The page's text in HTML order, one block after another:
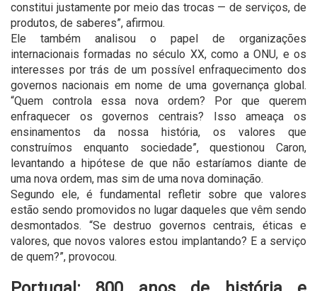
constitui justamente por meio das trocas — de serviços, de
produtos, de saberes”, afirmou.
Ele também analisou o papel de organizações
internacionais formadas no século XX, como a ONU, e os
interesses por trás de um possível enfraquecimento dos
governos nacionais em nome de uma governança global.
“Quem controla essa nova ordem? Por que querem
enfraquecer os governos centrais? Isso ameaça os
ensinamentos da nossa história, os valores que
construímos enquanto sociedade”, questionou Caron,
levantando a hipótese de que não estaríamos diante de
uma nova ordem, mas sim de uma nova dominação.
Segundo ele, é fundamental refletir sobre que valores
estão sendo promovidos no lugar daqueles que vêm sendo
desmontados. “Se destruo governos centrais, éticas e
valores, que novos valores estou implantando? E a serviço
de quem?”, provocou.